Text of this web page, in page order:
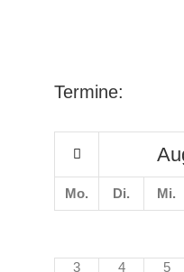
Termine:
Mo. Di. Mi.
3 4 5